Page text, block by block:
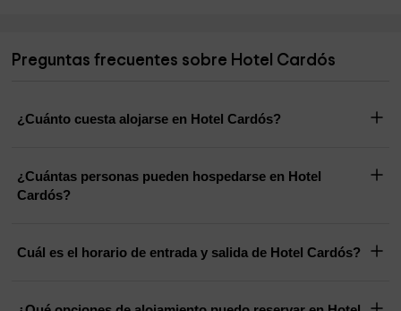
Preguntas frecuentes sobre Hotel Cardós
¿Cuánto cuesta alojarse en Hotel Cardós?
¿Cuántas personas pueden hospedarse en Hotel
Cardós?
Cuál es el horario de entrada y salida de Hotel Cardós?